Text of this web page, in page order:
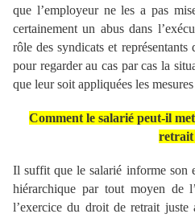
que l’employeur ne les a pas
certainement un abus dans
rôle des syndicats et représentants
pour regarder au cas par cas la
que leur soit appliquées les
Comment le salarié peut-il
retrait
Il suffit que le salarié informe son
hiérarchique par tout moyen de
l’exercice du droit de retrait juste